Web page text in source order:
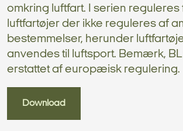
omkring luftfart. I serien reguleres
luftfartøjer der ikke reguleres af
bestemmelser, herunder
anvendes til luftsport. Bemærk,
erstattet af europæisk regulering.
Download